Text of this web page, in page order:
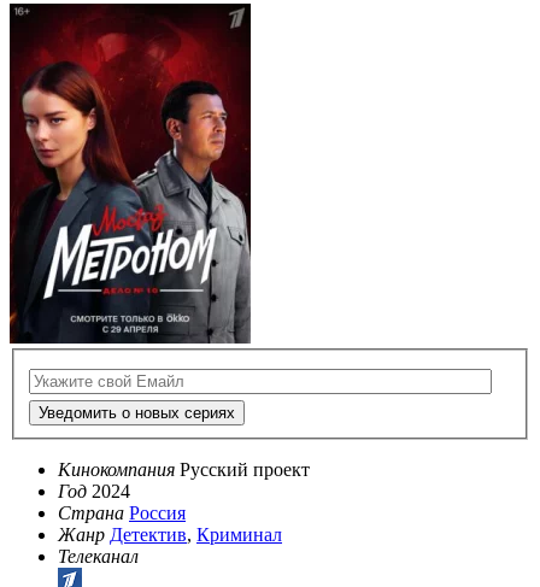
Уведомить о новых сериях
Кинокомпания Русский проект
Год 2024
Страна Россия
Жанр Детектив, Криминал
Телеканал